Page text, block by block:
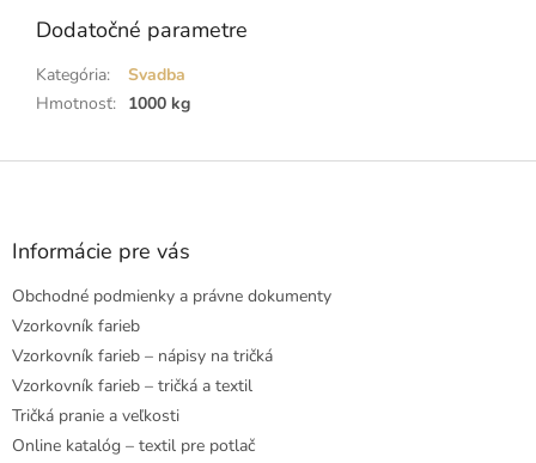
Dodatočné parametre
Kategória:
Svadba
Hmotnosť: 1000 kg
Z
Informácie pre vás
Obchodné podmienky a právne dokumenty
Vzorkovník farieb
Vzorkovník farieb – nápisy na tričká
Vzorkovník farieb – tričká a textil
Tričká pranie a veľkosti
Online katalóg – textil pre potlač